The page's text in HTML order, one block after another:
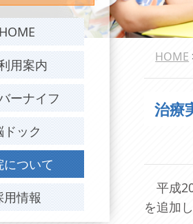
HOME
用案内
ーナイフ
ドック
について
用情報
HOME
治療
平成
を追加